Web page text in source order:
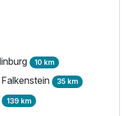
10 km
35 km
139 km